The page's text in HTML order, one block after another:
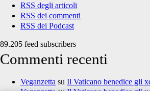
RSS degli articoli
RSS dei commenti
RSS dei Podcast
89.205 feed subscribers
Commenti recenti
Veganzetta su Il Vaticano benedice gli